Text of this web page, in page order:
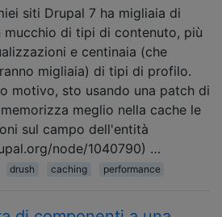
siti Drupal 7 ha migliaia di
mucchio di tipi di contenuto, più
e centinaia (che
migliaia) di tipi di profilo.
motivo, sto usando una patch di
meglio nella cache le
sul campo dell'entità
node/1040790) …
drush caching performance